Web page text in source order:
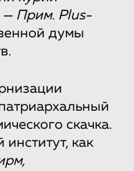
— Прим. Plus-
думы
скачка.
как